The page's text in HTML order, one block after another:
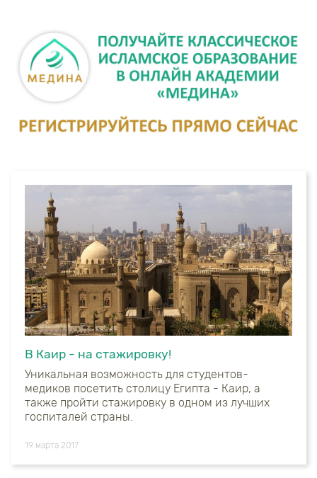
В Каир - на стажировку!
Уникальная возможность для студентов-
медиков посетить столицу Египта - Каир, а
также пройти стажировку в одном из лучших
госпиталей страны.
19 марта 2017